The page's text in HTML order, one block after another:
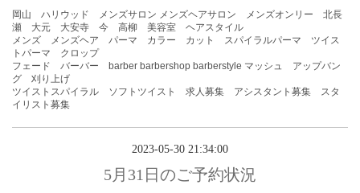
岡山 ハリウッド メンズサロン メンズヘアサロン メンズオンリー 北長
瀬 大元 大安寺 今 高柳 美容室 ヘアスタイル
メンズ メンズヘア パーマ カラー カット スパイラルパーマ ツイス
トパーマ クロップ
フェード バーバー barber barbershop barberstyle マッシュ アップバン
グ 刈り上げ
ツイストスパイラル ソフトツイスト 求人募集 アシスタント募集 スタ
イリスト募集
2023-05-30 21:34:00
5月31日のご予約状況